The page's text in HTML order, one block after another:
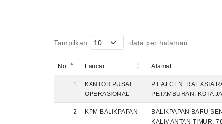
Tampilkan data per halaman
No Lancar Alamat
1
KANTOR PUSAT
OPERASIONAL
PT AJ CENTRAL ASIA
PETAMBURAN, KOTA
2 KPM BALIKPAPAN
BALIKPAPAN BARU
KALIMANTAN TIMUR,